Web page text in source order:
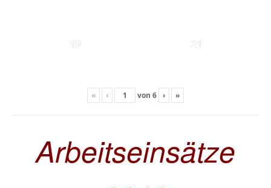
19 21
« ‹ von 6 › »
Arbeitseinsätze